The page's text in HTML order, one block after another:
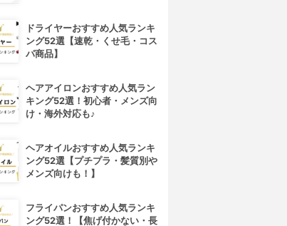
ドライヤーおすすめ人気ランキ
ング52選【速乾・くせ毛・コス
パ商品】
ヘアアイロンおすすめ人気ラン
キング52選！初心者・メンズ向
け・海外対応も♪
ヘアオイルおすすめ人気ランキ
ング52選【プチプラ・髪質別や
メンズ向けも！】
フライパンおすすめ人気ランキ
ング52選！【焦げ付かない・長